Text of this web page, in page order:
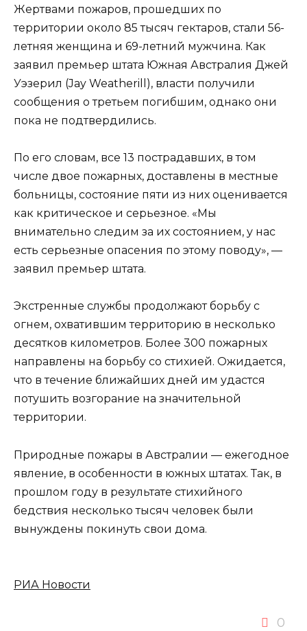
Жертвами пожаров, прошедших по
территории около 85тысяч гектаров, стали 56-
летняя женщина и 69-летний мужчина. Как
заявил премьер штата Южная Австралия Джей
Уэзерил (Jay Weatherill), власти получили
сообщения о третьем погибшим, однако они
пока не подтвердились.
По его словам, все 13 пострадавших, в том
числе двое пожарных, доставлены в местные
больницы, состояние пяти из них оценивается
как критическое и серьезное. «Мы
внимательно следим за их состоянием, у нас
есть серьезные опасения по этому поводу», —
заявил премьер штата.
Экстренные службы продолжают борьбу с
огнем, охватившим территорию в несколько
десятков километров. Более 300 пожарных
направлены на борьбу со стихией. Ожидается,
что в течение ближайших дней им удастся
потушить возгорание на значительной
территории.
Природные пожары в Австралии — ежегодное
явление, в особенности в южных штатах. Так, в
прошлом году в результате стихийного
бедствия несколько тысяч человек были
вынуждены покинуть свои дома.
РИА Новости
0